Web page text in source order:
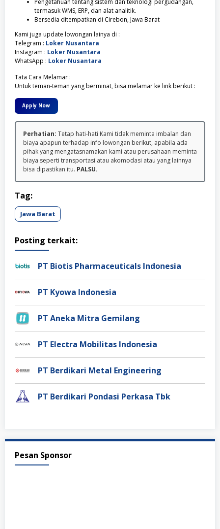
Pengetahuan tentang sistem dan teknologi pergudangan,
termasuk WMS, ERP, dan alat analitik.
Bersedia ditempatkan di Cirebon, Jawa Barat
Kami juga update lowongan lainya di :
Telegram : Loker Nusantara
Instagram : Loker Nusantara
WhatsApp : Loker Nusantara
Tata Cara Melamar :
Untuk teman-teman yang berminat, bisa melamar ke link berikut :
Apply Now
Perhatian: Tetap hati-hati Kami tidak meminta imbalan dan
biaya apapun terhadap info lowongan berikut, apabila ada
pihak yang mengatasnamakan kami atau perusahaan meminta
biaya seperti transportasi atau akomodasi atau yang lainnya
bisa dipastikan itu. PALSU.
Tag:
Jawa Barat
Posting terkait:
PT Biotis Pharmaceuticals Indonesia
PT Kyowa Indonesia
PT Aneka Mitra Gemilang
PT Electra Mobilitas Indonesia
PT Berdikari Metal Engineering
PT Berdikari Pondasi Perkasa Tbk
Pesan Sponsor